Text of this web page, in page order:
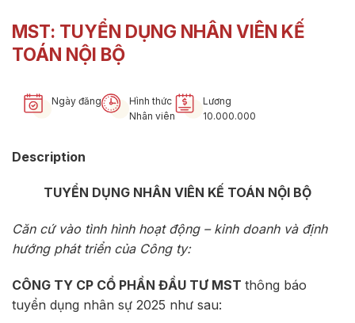
MST: TUYỂN DỤNG NHÂN VIÊN KẾ
TOÁN NỘI BỘ
Ngày đăng
Hình thức
Nhân viên
Lương
10.000.000
Description
TUYỂN DỤNG NHÂN VIÊN KẾ TOÁN NỘI BỘ
Căn cứ vào tình hình hoạt động – kinh doanh và định
hướng phát triển của Công ty:
CÔNG TY CP CỔ PHẦN ĐẦU TƯ MST thông báo
tuyển dụng nhân sự 2025 như sau: